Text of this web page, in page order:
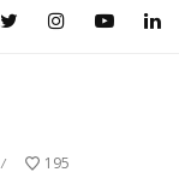
/ 195